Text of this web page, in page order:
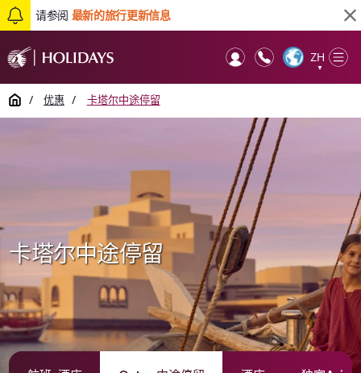
请参阅 最新的旅行更新信息
ZH
▼
Home / 优惠 / 卡塔尔中途停留
卡塔尔中途停留